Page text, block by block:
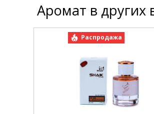
Аромат в других
Распродажа